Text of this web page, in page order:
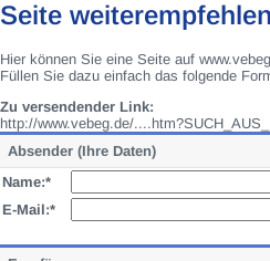
Seite weiterempfehlen
Hier können Sie eine Seite auf
Füllen Sie dazu einfach das folgende
Zu versendender Link:
http://www.vebeg.de/
Absender (Ihre Daten)
Name:*
E-Mail:*